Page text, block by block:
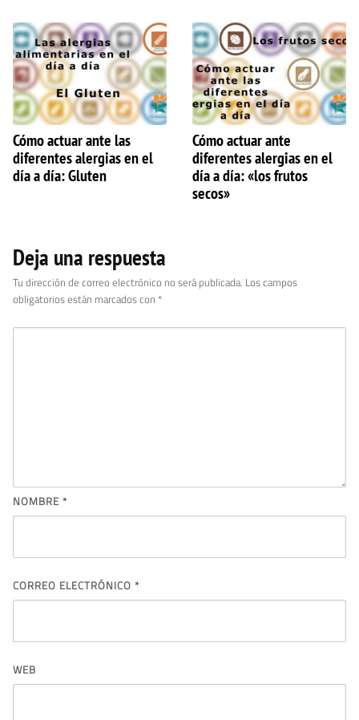
Cómo actuar ante las
diferentes alergias en el
día a día: Gluten
Cómo actuar ante
diferentes alergias en el
día a día: «los frutos
secos»
Deja una respuesta
Tu dirección de correo electrónico no será publicada. Los campos
obligatorios están marcados con *
NOMBRE *
CORREO ELECTRÓNICO *
WEB